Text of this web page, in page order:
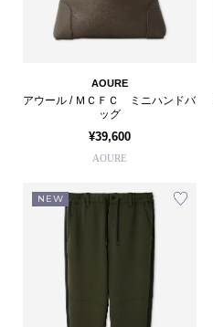
AOURE
アウール / ＭＣＦＣ ミニハンドバ
ッグ
¥39,600
AOURE
NEW